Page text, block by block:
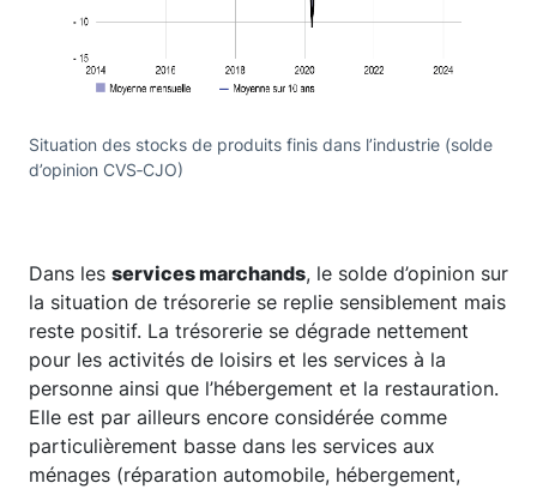
Situation des stocks de produits finis dans l’industrie (solde
d’opinion CVS‑CJO)
Dans les services marchands, le solde d’opinion sur
la situation de trésorerie se replie sensiblement mais
reste positif. La trésorerie se dégrade nettement
pour les activités de loisirs et les services à la
personne ainsi que l’hébergement et la restauration.
Elle est par ailleurs encore considérée comme
particulièrement basse dans les services aux
ménages (réparation automobile, hébergement,